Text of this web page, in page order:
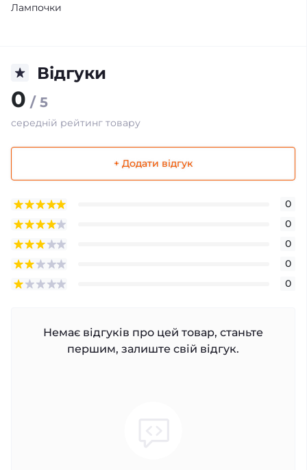
Лампочки
Відгуки
0 / 5
середній рейтинг товару
+ Додати відгук
0
0
0
0
0
Немає відгуків про цей товар, станьте
першим, залиште свій відгук.